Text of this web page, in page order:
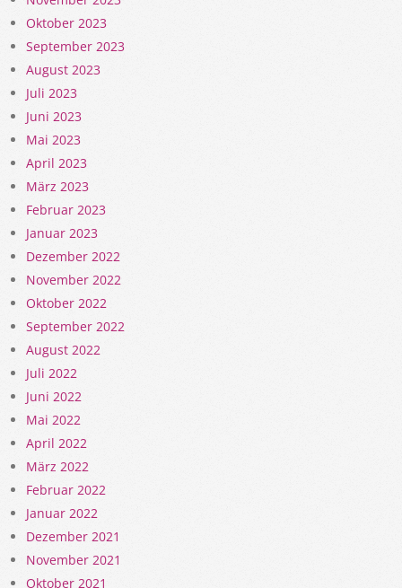
Oktober 2023
September 2023
August 2023
Juli 2023
Juni 2023
Mai 2023
April 2023
März 2023
Februar 2023
Januar 2023
Dezember 2022
November 2022
Oktober 2022
September 2022
August 2022
Juli 2022
Juni 2022
Mai 2022
April 2022
März 2022
Februar 2022
Januar 2022
Dezember 2021
November 2021
Oktober 2021